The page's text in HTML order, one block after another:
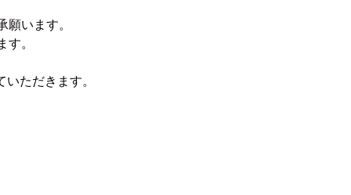
います。
。
ただきます。